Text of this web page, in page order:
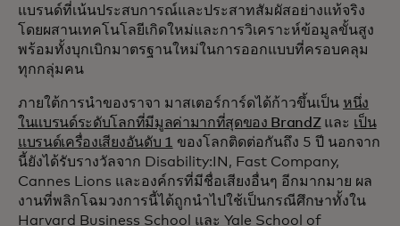
แบรนด์ที่เน้นประสบการณ์และประสาทสัมผัสอย่างแท้จริง
โดยผสานเทคโนโลยีเกิดใหม่และการวิเคราะห์ข้อมูลขั้นสูง
พร้อมทั้งบุกเบิกมาตรฐานใหม่ในการออกแบบที่ครอบคลุม
ทุกกลุ่มคน
ภายใต้การนำของราจา มาสเตอร์การ์ดได้ก้าวขึ้นเป็น หนึ่ง
ในแบรนด์ระดับโลกที่มีมูลค่ามากที่สุดของ BrandZและ เป็น
แบรนด์เครื่องเสียงอันดับ 1 ของโลกติดต่อกันถึง 5 ปี นอกจาก
นี้ยังได้รับรางวัลจาก Disability:IN, Fast Company,
Cannes Lions และองค์กรที่มีชื่อเสียงอื่นๆ อีกมากมาย ผล
งานที่พลิกโฉมวงการนี้ได้ถูกนำไปใช้เป็นกรณีศึกษาทั้งใน
Harvard Business School และ Yale School of